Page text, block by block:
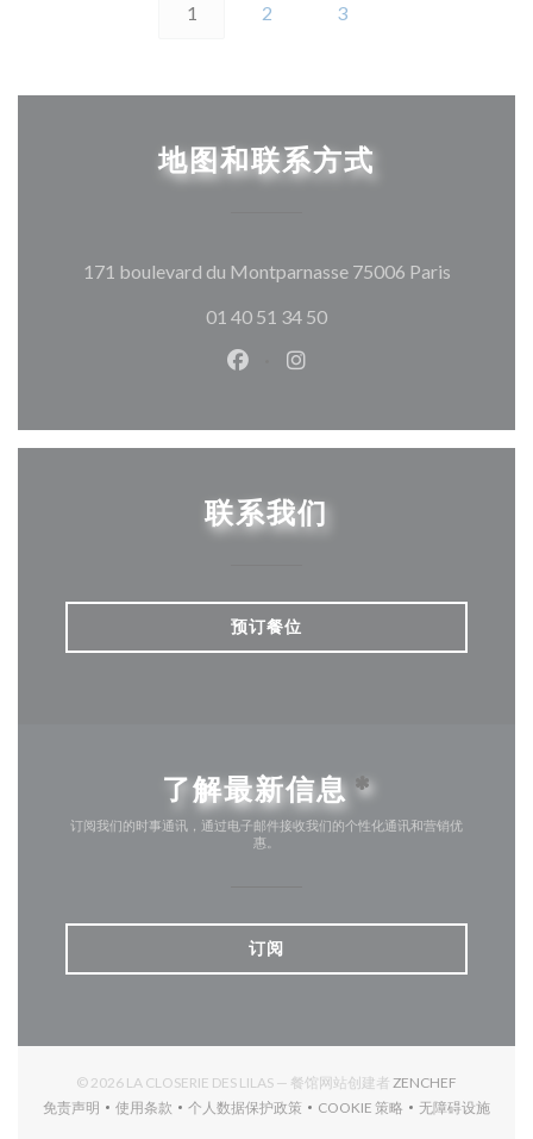
1 2 3
地图和联系方式
171 boulevard du Montparnasse 75006 Paris((在新窗
01 40 51 34 50
Facebook ((在新窗口中打开))
Instagram ((在新窗口中
联系我们
预订餐位
了解最新信息 *
订阅我们的时事通讯，通过电子邮件接收我们的个性化通讯和营销优
惠。
订阅
© 2026 LA CLOSERIE DES LILAS — 餐馆网站创建者 ZENCHEF
免责声明
((在新窗口中打开))
使用条款
((在新窗口中打开))
个人数据保护政策
((在新窗口中打开))
COOKIE 策略
((在新窗口中打开))
无障碍设施
((在新窗口